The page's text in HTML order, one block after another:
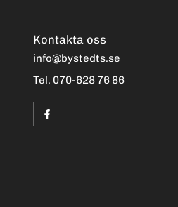
Kontakta oss
info@bystedts.se
Tel. 070-628 76 86